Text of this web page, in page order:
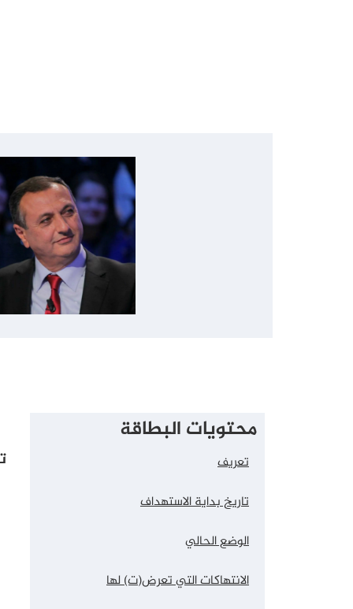
محتويات البطاقة
تعريف
تاريخ بداية الاستهداف
الوضع الحالي
الانتهاكات التي تعرض(ت) لها